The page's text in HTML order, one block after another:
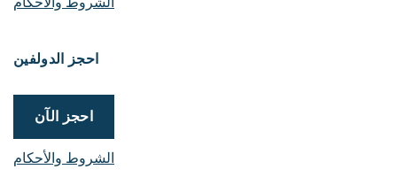
احجز الدولفين
احجز الآن
الشروط والأحكام